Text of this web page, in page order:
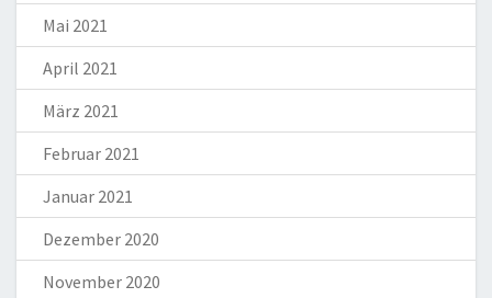
Mai 2021
April 2021
März 2021
Februar 2021
Januar 2021
Dezember 2020
November 2020